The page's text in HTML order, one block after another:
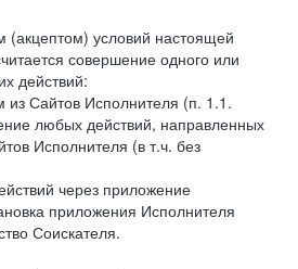
(акцептом) условий настоящей
совершение одного или
действий:
из Сайтов Исполнителя (п. 1.1.
любых действий, направленных
Исполнителя (в т.ч. без
через приложение
приложения Исполнителя
Соискателя.